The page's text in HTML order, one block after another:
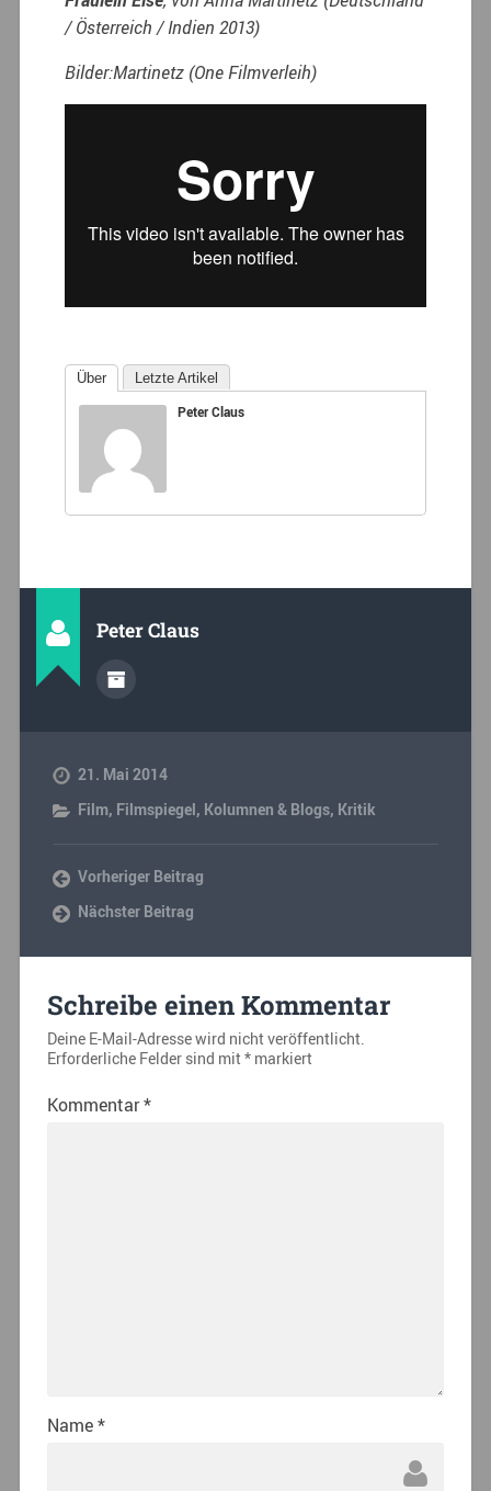
/ Österreich / Indien 2013)
Bilder:Martinetz (One Filmverleih)
Über Letzte Artikel
Peter Claus
Peter Claus
21. Mai 2014
Film, Filmspiegel , Kolumnen & Blogs, Kritik
Vorheriger Beitrag
Nächster Beitrag
Schreibe einen Kommentar
Deine E-Mail-Adresse wird nicht veröffentlicht.
Erforderliche Felder sind mit*markiert
Kommentar*
Name*